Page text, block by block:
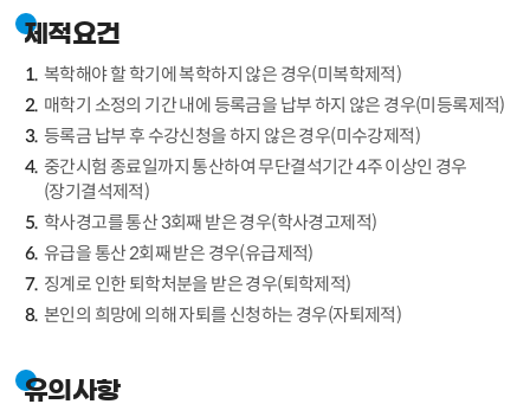
제적요건
복학해야 할 학기에 복학하지 않은 경우(미복학제적)
매학기 소정의 기간 내에 등록금을 납부 하지 않은 경우(미등록제적)
등록금 납부 후 수강신청을 하지 않은 경우(미수강제적)
중간시험 종료일까지 통산하여 무단결석기간 4주 이상인 경우
(장기결석제적)
학사경고를 통산 3회째 받은 경우(학사경고제적)
유급을 통산 2회째 받은 경우(유급제적)
징계로 인한 퇴학처분을 받은 경우(퇴학제적)
본인의 희망에 의해 자퇴를 신청하는 경우(자퇴제적)
유의사항